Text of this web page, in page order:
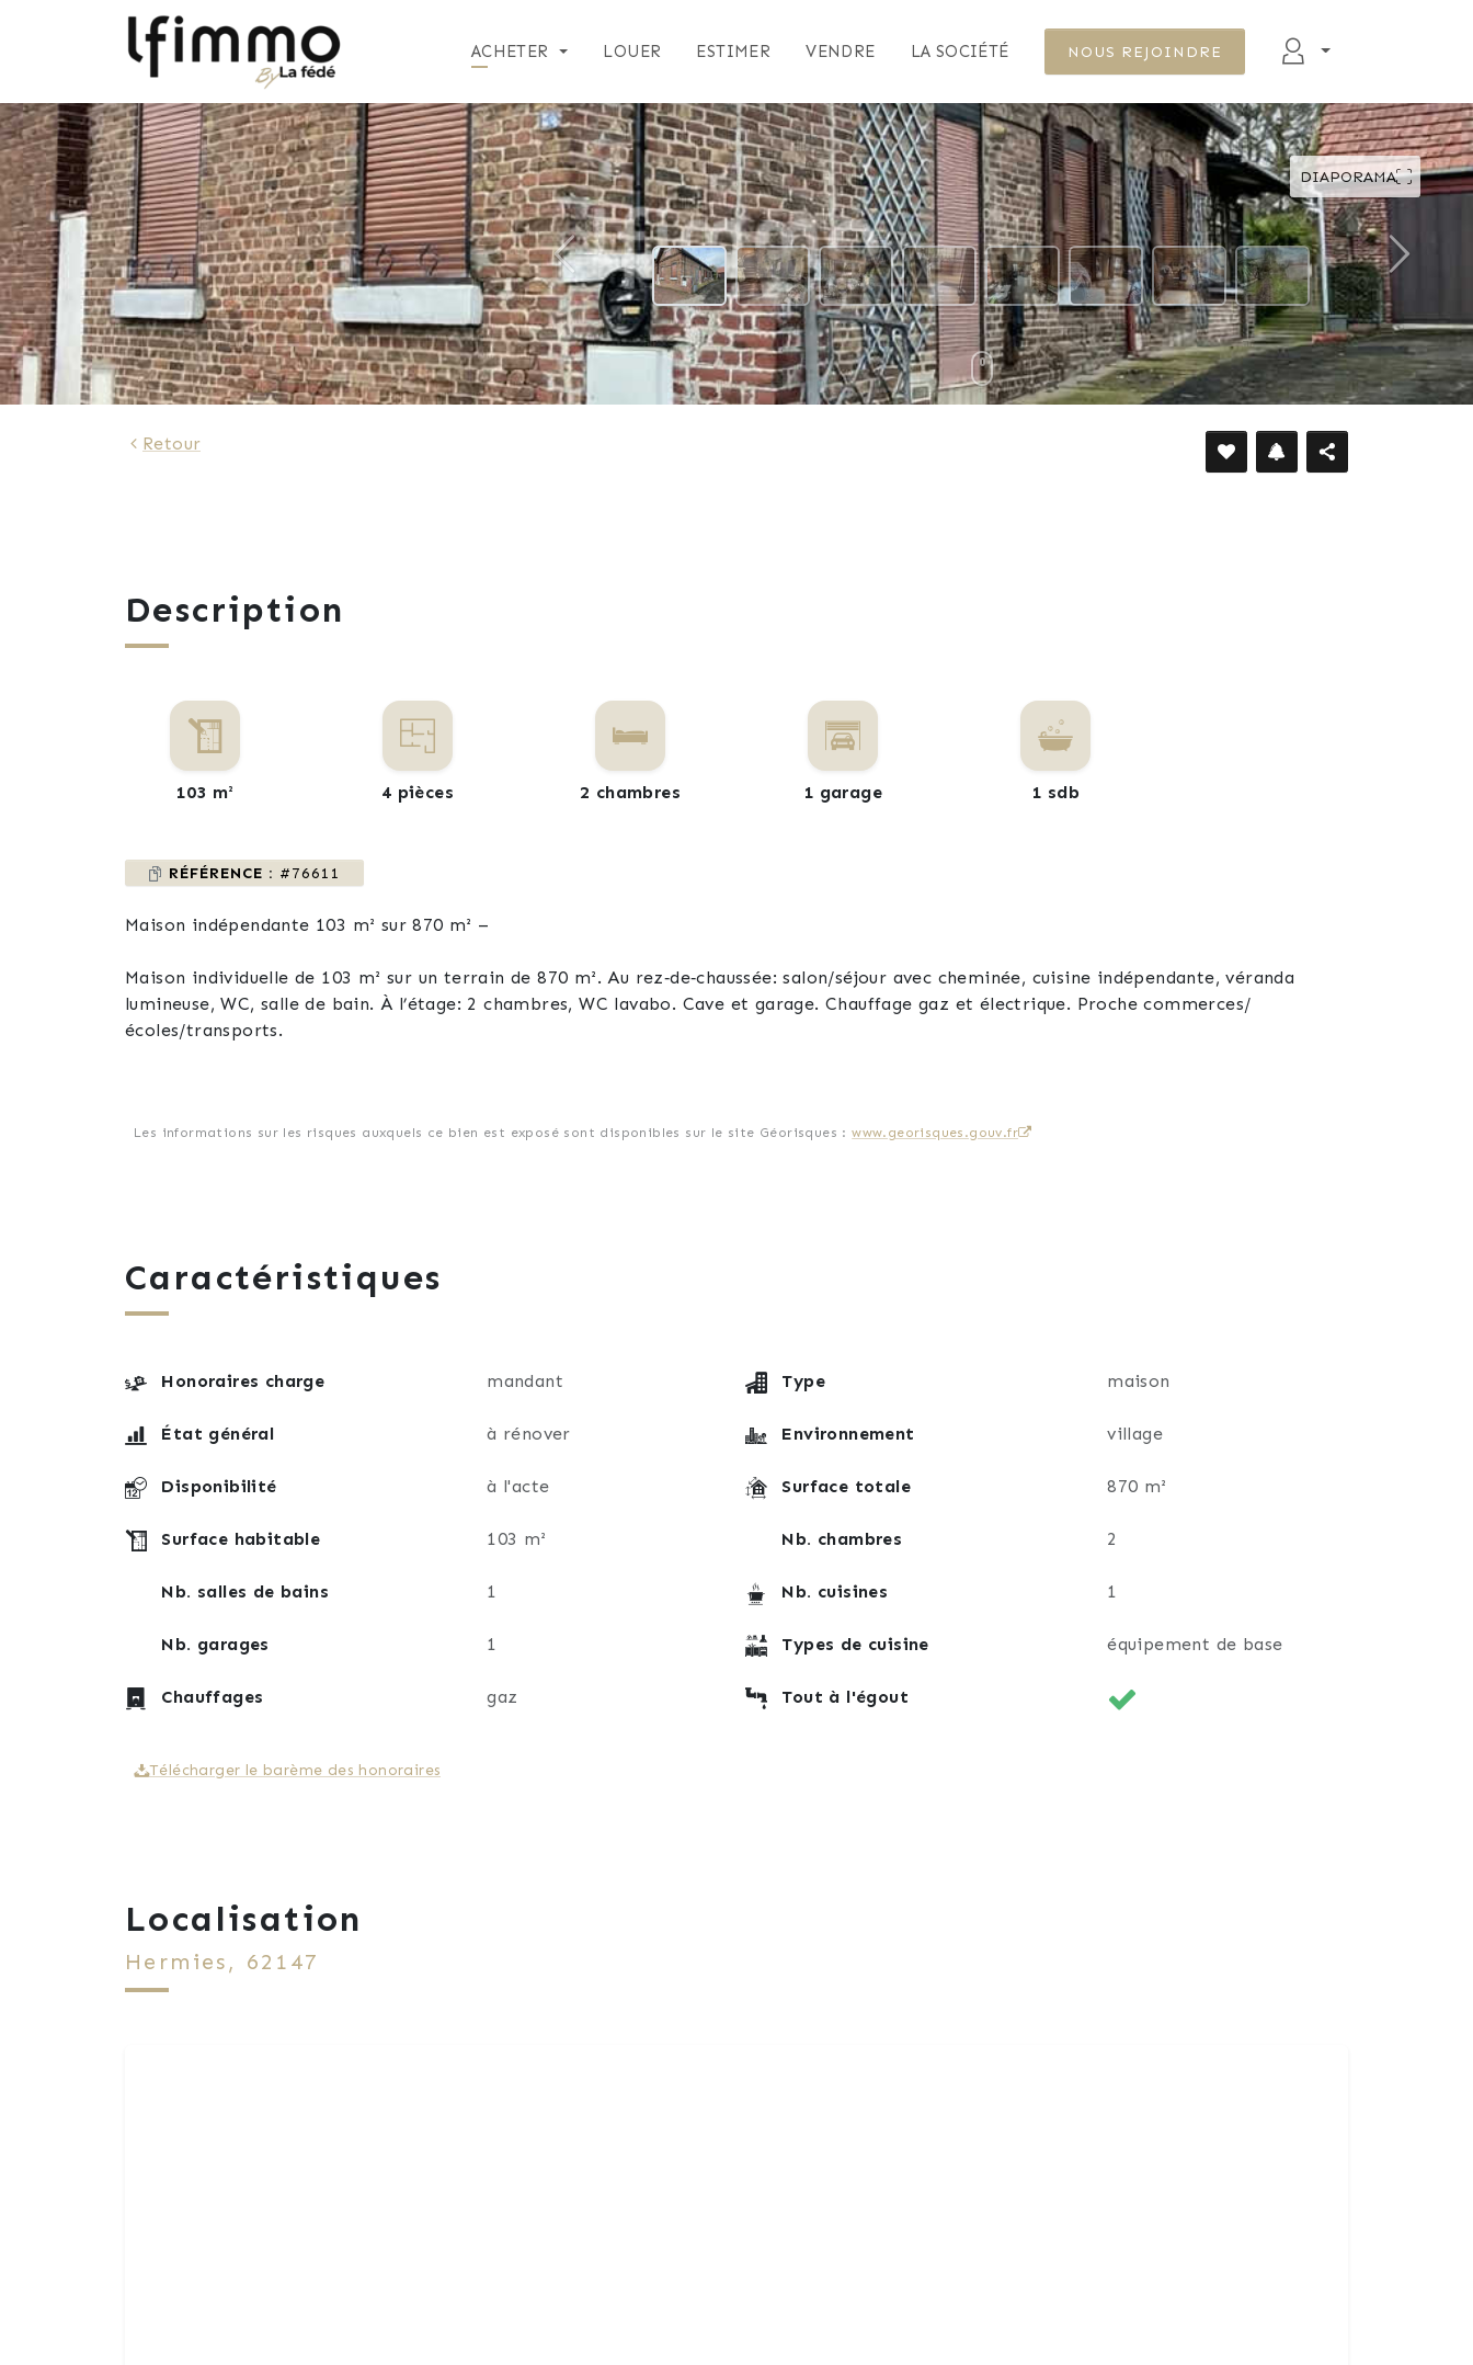
ACHETER LOUER ESTIMER VENDRE LA SOCIÉTÉ NOUS REJOINDRE
478 €
DIAPORAMA
DÉFILER VERS LE BAS
Retour
Description
103 m² 4 pièces 2 chambres 1 garage 1 sdb
RÉFÉRENCE : #76611
Maison indépendante 103 m² sur 870 m² –
Maison individuelle de 103 m² sur un terrain de 870 m². Au rez‑de‑chaussée: salon/séjour avec cheminée, cuisine indépendante, véranda
lumineuse, WC, salle de bain. À l’étage: 2 chambres, WC lavabo. Cave et garage. Chauffage gaz et électrique. Proche commerces/
écoles/transports.
Les informations sur les risques auxquels ce bien est exposé sont disponibles sur le site Géorisques :www.georisques.gouv.fr
Caractéristiques
Honoraires charge mandant Type maison
État général à rénover Environnement village
Disponibilité à l'acte Surface totale 870 m²
Surface habitable 103 m² Nb. chambres 2
Nb. salles de bains 1 Nb. cuisines 1
Nb. garages 1 Types de cuisine équipement de base
Chauffages gaz Tout à l'égout
Télécharger le barème des honoraires
Localisation
Hermies, 62147